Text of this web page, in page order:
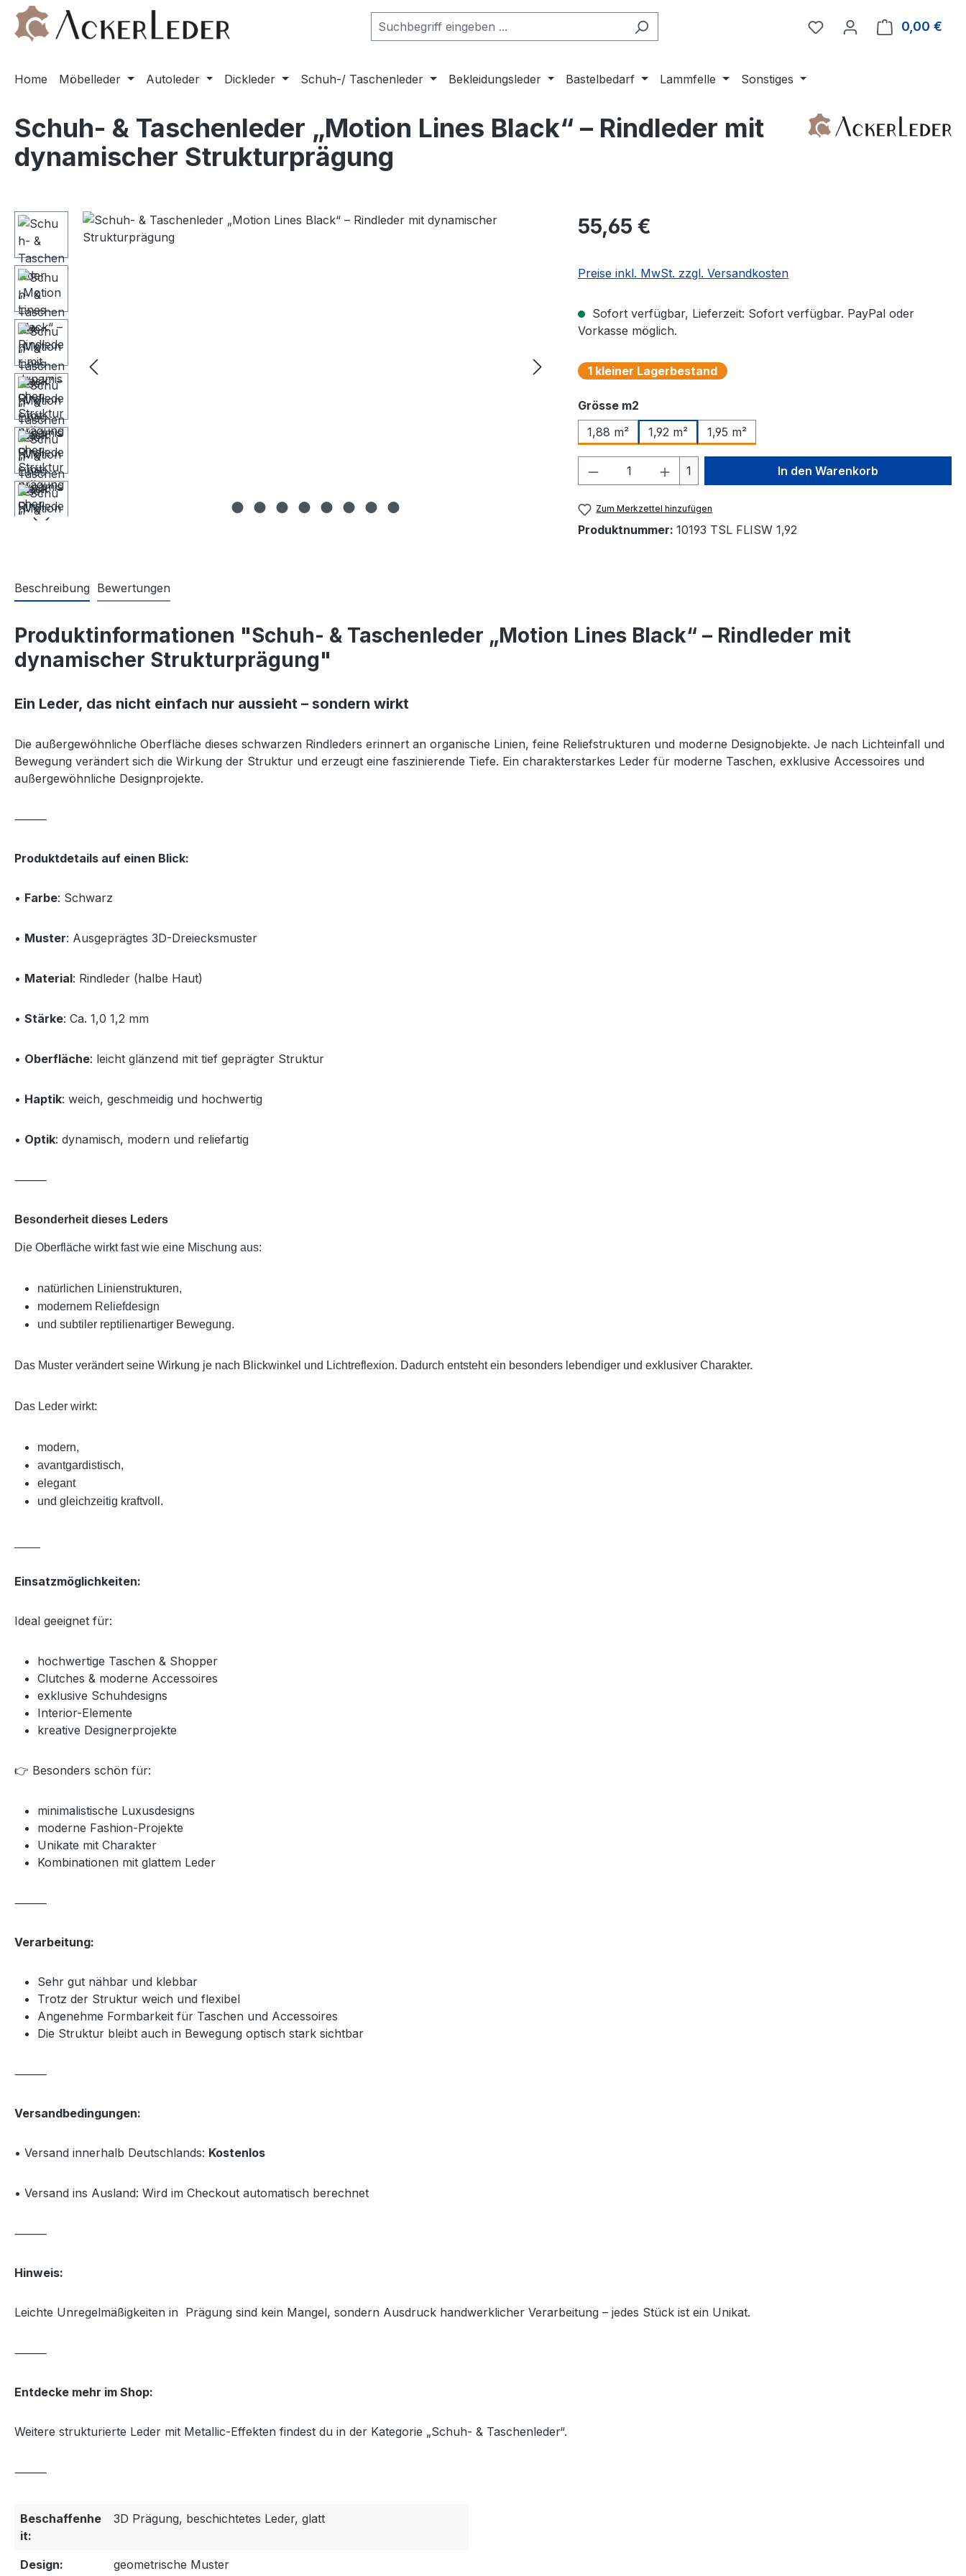
Hauptinhalt springen
Zur Suche springen
Zur Hauptnavigation springen
0,00 €
Home Möbelleder Autoleder Dickleder Schuh-/ Taschenleder Bekleidungsleder Bastelbedarf Lammfelle Sonstiges
Schuh- & Taschenleder „Motion Lines Black“ – Rindleder mit
dynamischer Strukturprägung
Bildergalerie überspringen Regulärer Preis:
55,65 €
Preise inkl. MwSt. zzgl. Versandkosten
Sofort verfügbar, Lieferzeit: Sofort verfügbar. PayPal oder
Vorkasse möglich.
1 kleiner Lagerbestand
Grösse m2
1,88 m²
1,92 m² 1,95 m²
Produkt Anzahl: Gib den gewünschten Wert
1 In den Warenkorb
Zum Merkzettel hinzufügen
Produktnummer: 10193 TSL FLISW 1,92
Beschreibung Bewertungen
Produktinformationen "Schuh- & Taschenleder „Motion Lines Black“ – Rindleder mit
dynamischer Strukturprägung"
Ein Leder, das nicht einfach nur aussieht – sondern wirkt
Die außergewöhnliche Oberfläche dieses schwarzen Rindleders erinnert an organische Linien, feine Reliefstrukturen und moderne Designobjekte. Je nach Lichteinfall und
Bewegung verändert sich die Wirkung der Struktur und erzeugt eine faszinierende Tiefe. Ein charakterstarkes Leder für moderne Taschen, exklusive Accessoires und
außergewöhnliche Designprojekte.
⸻
Produktdetails auf einen Blick:
• Farbe: Schwarz
• Muster: Ausgeprägtes 3D-Dreiecksmuster
• Material: Rindleder (halbe Haut)
• Stärke: Ca. 1,0 1,2 mm
• Oberfläche: leicht glänzend mit tief geprägter Struktur
• Haptik: weich, geschmeidig und hochwertig
• Optik: dynamisch, modern und reliefartig
⸻
Besonderheit dieses Leders
Die Oberfläche wirkt fast wie eine Mischung aus:
natürlichen Linienstrukturen,
modernem Reliefdesign
und subtiler reptilienartiger Bewegung.
Das Muster verändert seine Wirkung je nach Blickwinkel und Lichtreflexion. Dadurch entsteht ein besonders lebendiger und exklusiver Charakter.
Das Leder wirkt:
modern,
avantgardistisch,
elegant
und gleichzeitig kraftvoll.
Einsatzmöglichkeiten:
Ideal geeignet für:
hochwertige Taschen & Shopper
Clutches & moderne Accessoires
exklusive Schuhdesigns
Interior-Elemente
kreative Designerprojekte
👉 Besonders schön für:
minimalistische Luxusdesigns
moderne Fashion-Projekte
Unikate mit Charakter
Kombinationen mit glattem Leder
⸻
Verarbeitung:
Sehr gut nähbar und klebbar
Trotz der Struktur weich und flexibel
Angenehme Formbarkeit für Taschen und Accessoires
Die Struktur bleibt auch in Bewegung optisch stark sichtbar
⸻
Versandbedingungen:
• Versand innerhalb Deutschlands: Kostenlos
• Versand ins Ausland: Wird im Checkout automatisch berechnet
⸻
Hinweis:
Leichte Unregelmäßigkeiten in Prägung sind kein Mangel, sondern Ausdruck handwerklicher Verarbeitung – jedes Stück ist ein Unikat.
⸻
Entdecke mehr im Shop:
Weitere strukturierte Leder mit Metallic-Effekten findest du in der Kategorie „Schuh- & Taschenleder“.
⸻
Beschaffenhe
it:
3D Prägung, beschichtetes Leder, glatt
Design: geometrische Muster